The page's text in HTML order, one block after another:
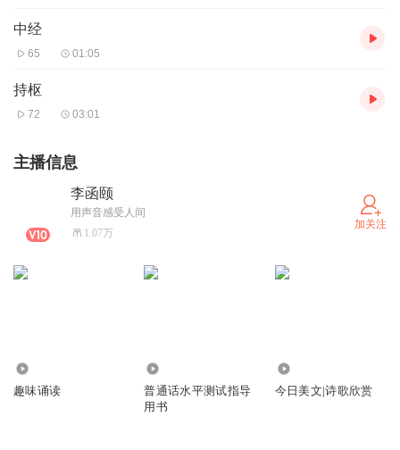
中经
65 01:05
持枢
72 03:01
主播信息
李函颐
用声音感受人间
1.07万
加关注
趣味诵读
普通话水平测试指导
用书
今日美文|诗歌欣赏